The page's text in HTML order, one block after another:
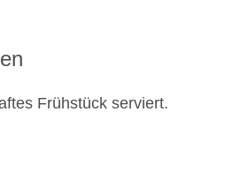
Frühstück serviert.